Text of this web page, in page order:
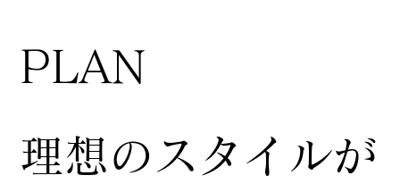
​PLAN
​理想のスタイルが